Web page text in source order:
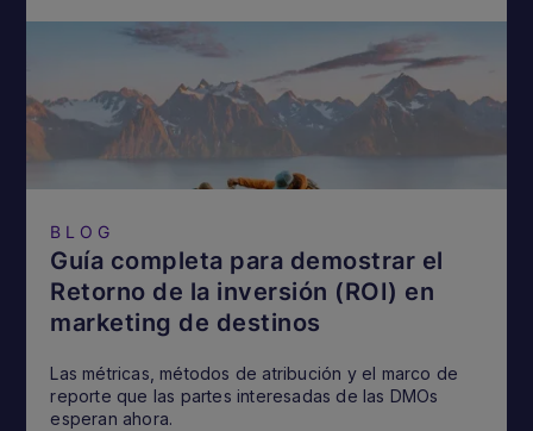
BLOG
Guía completa para demostrar el
Retorno de la inversión (ROI) en
marketing de destinos
Las métricas, métodos de atribución y el marco de
reporte que las partes interesadas de las DMOs
esperan ahora.